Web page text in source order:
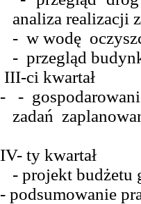
analiza realizacji
- w wodę
- przegląd
III-ci kwartał
- -
zadań
IV- ty kwartał
- projekt budżetu
- podsumowanie